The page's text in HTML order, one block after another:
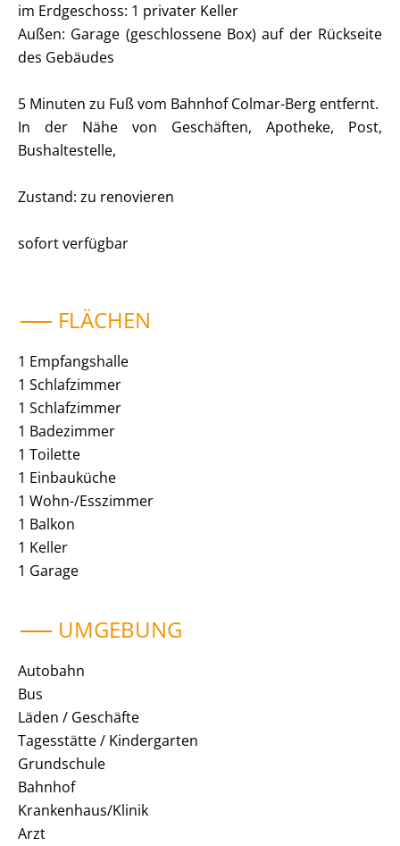
im Erdgeschoss: 1 privater Keller
Außen: Garage (geschlossene Box) auf der Rückseite
des Gebäudes
5 Minuten zu Fuß vom Bahnhof Colmar-Berg entfernt.
In der Nähe von Geschäften, Apotheke, Post,
Bushaltestelle,
Zustand: zu renovieren
sofort verfügbar
FLÄCHEN
1 Empfangshalle
1 Schlafzimmer
1 Schlafzimmer
1 Badezimmer
1 Toilette
1 Einbauküche
1 Wohn-/Esszimmer
1 Balkon
1 Keller
1 Garage
UMGEBUNG
Autobahn
Bus
Läden / Geschäfte
Tagesstätte / Kindergarten
Grundschule
Bahnhof
Krankenhaus/Klinik
Arzt